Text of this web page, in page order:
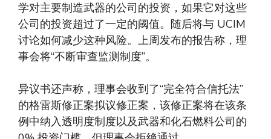
学对主要制造武器的公司的投资，如果它对这些
公司的投资超过了一定的阈值。随后将与 UCIM
讨论如何减少这种风险。上周发布的报告称，理
事会将“不断审查监测制度”。
异议书还声称，理事会收到了“完全符合信托法”
的格雷斯修正案拟议修正案，该修正案将在该条
例中纳入透明度制度以及武器和化石燃料公司的